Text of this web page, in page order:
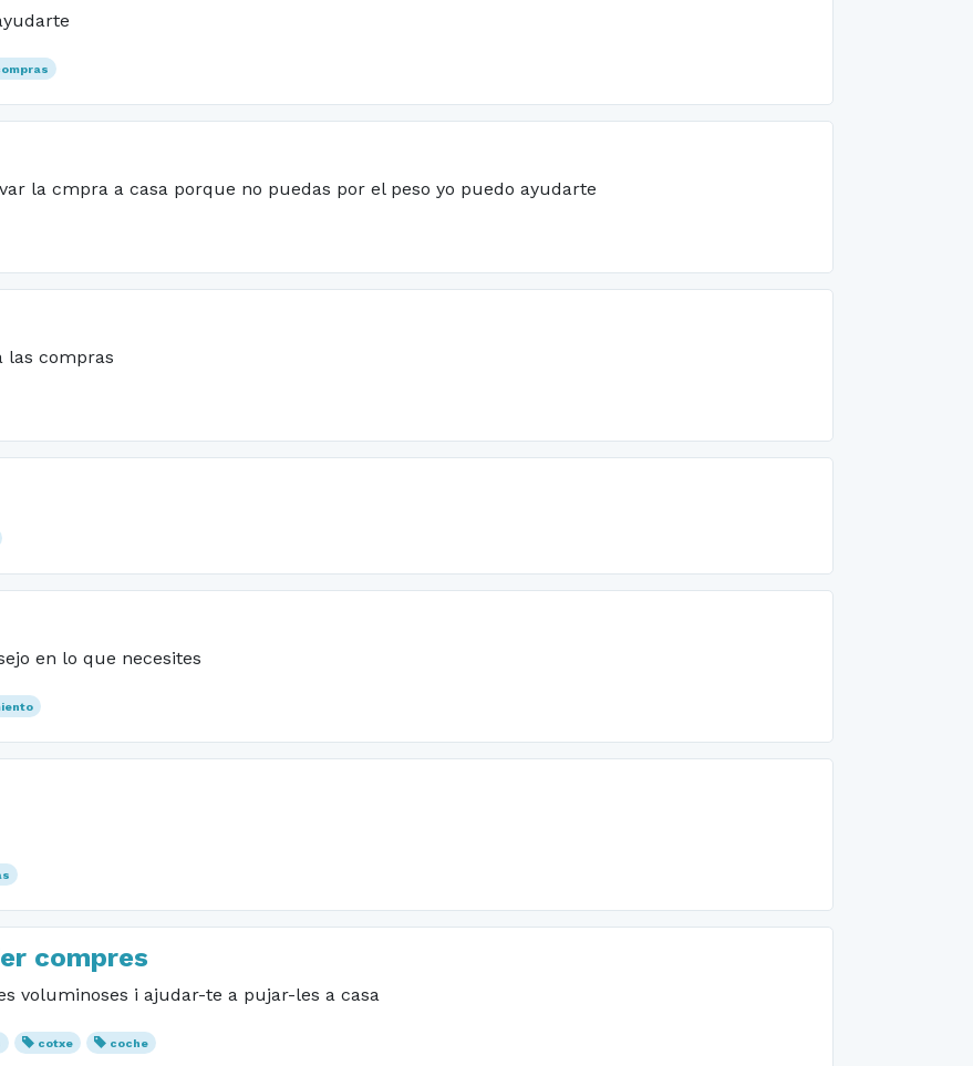
la cmpra a casa porque no puedas por el peso yo puedo ayudarte
las compras
en lo que necesites
compres
voluminoses i ajudar-te a pujar-les a casa
cotxe coche